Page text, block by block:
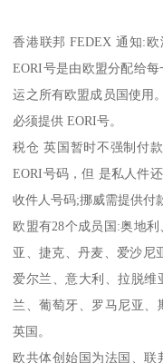
香港联邦 FEDEX 通知:
EORI号是由欧盟分配给
运之所有欧盟成员国使用
必须提供 EORI号。
税仓 英国暂时不强制付
EORI号码，但 是私人件
收件人号码;挪威需提供付
欧盟有28个成员国:奥地
亚、捷克、丹麦、爱沙尼
爱尔兰、意大利、拉脱维
兰、葡萄牙、罗马尼亚、
英国。
欧共体创始国为法国、联